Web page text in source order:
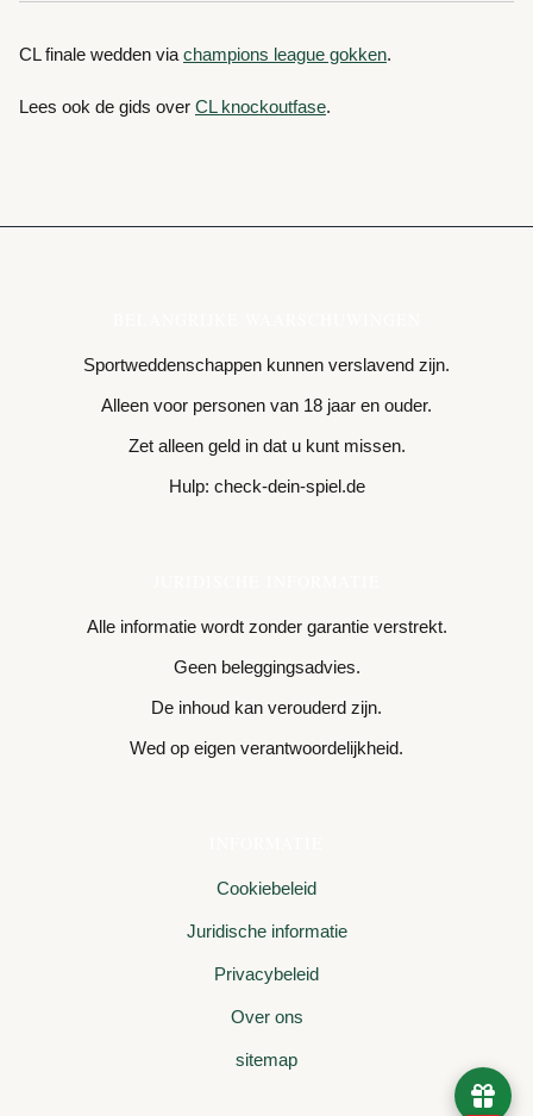
CL finale wedden via champions league gokken.
Lees ook de gids over CL knockoutfase.
Sportweddenschappen kunnen verslavend zijn.
Alleen voor personen van 18 jaar en ouder.
Zet alleen geld in dat u kunt missen.
Hulp: check-dein-spiel.de
Alle informatie wordt zonder garantie verstrekt.
Geen beleggingsadvies.
De inhoud kan verouderd zijn.
Wed op eigen verantwoordelijkheid.
Cookiebeleid
Juridische informatie
Privacybeleid
Over ons
sitemap